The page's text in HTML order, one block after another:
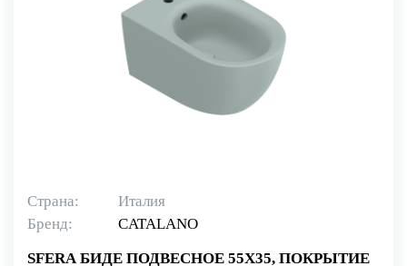
Страна:
Италия
Бренд:
CATALANO
SFERA БИДЕ ПОДВЕСНОЕ 55Х35, ПОКРЫТИЕ